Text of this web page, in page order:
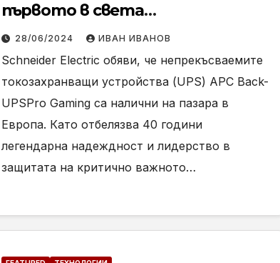
първото в света
непрекъсваемо захранване,
предназначено за геймъри
28/06/2024 ИВАН ИВАНОВ
Schneider Electric обяви, че непрекъсваемите
токозахранващи устройства (UPS) APC Back-
UPSPro Gaming са налични на пазара в
Европа. Като отбелязва 40 години
легендарна надеждност и лидерство в
защитата на критично важното…